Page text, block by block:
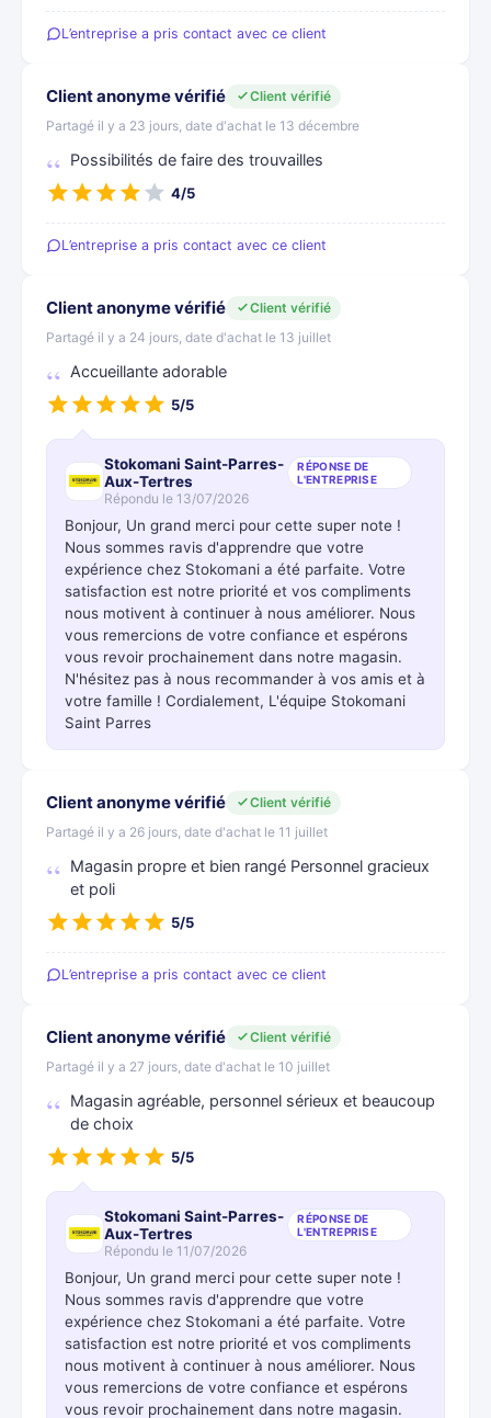
L’entreprise a pris contact avec ce client
Client anonyme vérifié
Client vérifié
Partagé il y a 23 jours, date d'achat le 13 décembre
Possibilités de faire des trouvailles
4/5
L’entreprise a pris contact avec ce client
Client anonyme vérifié
Client vérifié
Partagé il y a 24 jours, date d'achat le 13 juillet
Accueillante adorable
5/5
Stokomani Saint-Parres-
Aux-Tertres
RÉPONSE DE
L'ENTREPRISE
Répondu le 13/07/2026
Bonjour, Un grand merci pour cette super note !
Nous sommes ravis d'apprendre que votre
expérience chez Stokomani a été parfaite. Votre
satisfaction est notre priorité et vos compliments
nous motivent à continuer à nous améliorer. Nous
vous remercions de votre confiance et espérons
vous revoir prochainement dans notre magasin.
N'hésitez pas à nous recommander à vos amis et à
votre famille ! Cordialement, L'équipe Stokomani
Saint Parres
Client anonyme vérifié
Client vérifié
Partagé il y a 26 jours, date d'achat le 11 juillet
Magasin propre et bien rangé Personnel gracieux
et poli
5/5
L’entreprise a pris contact avec ce client
Client anonyme vérifié
Client vérifié
Partagé il y a 27 jours, date d'achat le 10 juillet
Magasin agréable, personnel sérieux et beaucoup
de choix
5/5
Stokomani Saint-Parres-
Aux-Tertres
RÉPONSE DE
L'ENTREPRISE
Répondu le 11/07/2026
Bonjour, Un grand merci pour cette super note !
Nous sommes ravis d'apprendre que votre
expérience chez Stokomani a été parfaite. Votre
satisfaction est notre priorité et vos compliments
nous motivent à continuer à nous améliorer. Nous
vous remercions de votre confiance et espérons
vous revoir prochainement dans notre magasin.